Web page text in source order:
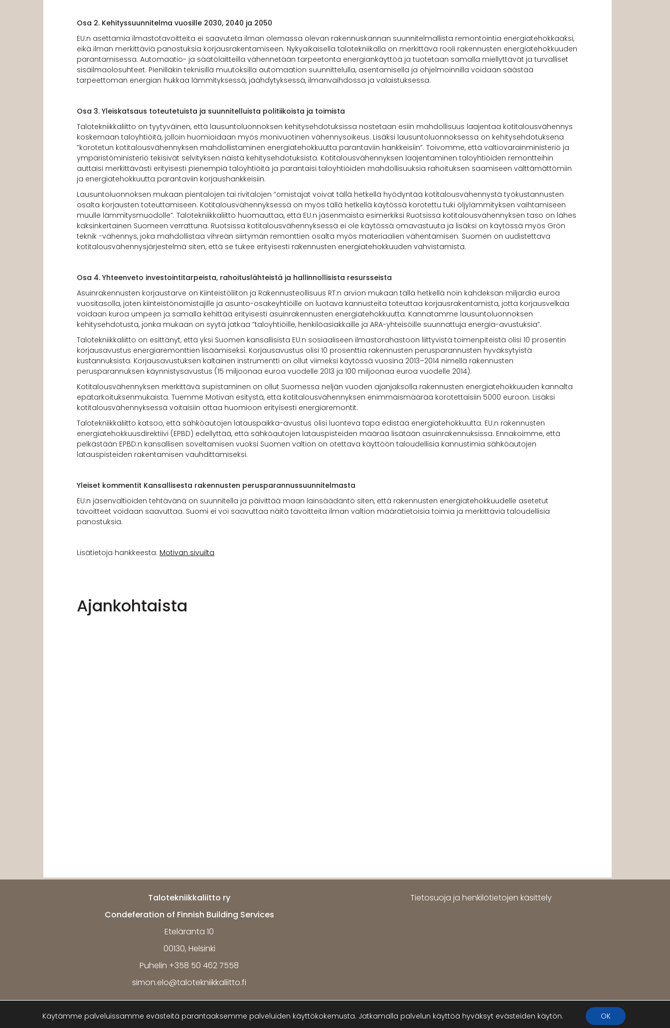
Osa 2. Kehityssuunnitelma vuosille 2030, 2040 ja 2050
EU:n asettamia ilmastotavoitteita ei saavuteta ilman olemassa olevan rakennuskannan suunnitelmallista remontointia energiatehokkaaksi,
eikä ilman merkittäviä panostuksia korjausrakentamiseen. Nykyaikaisella talotekniikalla on merkittävä rooli rakennusten energiatehokkuuden
parantamisessa. Automaatio- ja säätölaitteilla vähennetään tarpeetonta energiankäyttöä ja tuotetaan samalla miellyttävät ja turvalliset
sisäilmaolosuhteet. Pienilläkin teknisillä muutoksilla automaation suunnittelulla, asentamisella ja ohjelmoinnilla voidaan säästää
tarpeettoman energian hukkaa lämmityksessä, jäähdytyksessä, ilmanvaihdossa ja valaistuksessa.
Osa 3. Yleiskatsaus toteutetuista ja suunnitelluista politiikoista ja toimista
Talotekniikkaliitto on tyytyväinen, että lausuntoluonnoksen kehitysehdotuksissa nostetaan esiin mahdollisuus laajentaa kotitalousvähennys
koskemaan taloyhtiöitä, jolloin huomioidaan myös monivuotinen vähennysoikeus. Lisäksi lausuntoluonnoksessa on kehitysehdotuksena
”korotetun kotitalousvähennyksen mahdollistaminen energiatehokkuutta parantaviin hankkeisiin”. Toivomme, että valtiovarainministeriö ja
ympäristöministeriö tekisivät selvityksen näistä kehitysehdotuksista. Kotitalousvähennyksen laajentaminen taloyhtiöiden remontteihin
auttaisi merkittävästi erityisesti pienempiä taloyhtiöitä ja parantaisi taloyhtiöiden mahdollisuuksia rahoituksen saamiseen välttämättömiin
ja energiatehokkuutta parantaviin korjaushankkeisiin.
Lausuntoluonnoksen mukaan pientalojen tai rivitalojen ”omistajat voivat tällä hetkellä hyödyntää kotitalousvähennystä työkustannusten
osalta korjausten toteuttamiseen. Kotitalousvähennyksessä on myös tällä hetkellä käytössä korotettu tuki öljylämmityksen vaihtamiseen
muulle lämmitysmuodolle”. Talotekniikkaliitto huomauttaa, että EU:n jäsenmaista esimerkiksi Ruotsissa kotitalousvähennyksen taso on lähes
kaksinkertainen Suomeen verrattuna. Ruotsissa kotitalousvähennyksessä ei ole käytössä omavastuuta ja lisäksi on käytössä myös Grön
teknik -vähennys, joka mahdollistaa vihreän siirtymän remonttien osalta myös materiaalien vähentämisen. Suomen on uudistettava
kotitalousvähennysjärjestelmä siten, että se tukee erityisesti rakennusten energiatehokkuuden vahvistamista.
Osa 4. Yhteenveto investointitarpeista, rahoituslähteistä ja hallinnollisista resursseista
Asuinrakennusten korjaustarve on Kiinteistöliiton ja Rakennusteollisuus RT:n arvion mukaan tällä hetkellä noin kahdeksan miljardia euroa
vuositasolla, joten kiinteistönomistajille ja asunto-osakeyhtiöille on luotava kannusteita toteuttaa korjausrakentamista, jotta korjausvelkaa
voidaan kuroa umpeen ja samalla kehittää erityisesti asuinrakennusten energiatehokkuutta. Kannatamme lausuntoluonnoksen
kehitysehdotusta, jonka mukaan on syytä jatkaa ”taloyhtiöille, henkilöasiakkaille ja ARA-yhteisöille suunnattuja energia-avustuksia”.
Talotekniikkaliitto on esittänyt, että yksi Suomen kansallisista EU:n sosiaaliseen ilmastorahastoon liittyvistä toimenpiteistä olisi 10 prosentin
korjausavustus energiaremonttien lisäämiseksi. Korjausavustus olisi 10 prosenttia rakennusten perusparannusten hyväksytyistä
kustannuksista. Korjausavustuksen kaltainen instrumentti on ollut viimeksi käytössä vuosina 2013–2014 nimellä rakennusten
perusparannuksen käynnistysavustus (15 miljoonaa euroa vuodelle 2013 ja 100 miljoonaa euroa vuodelle 2014).
Kotitalousvähennyksen merkittävä supistaminen on ollut Suomessa neljän vuoden ajanjaksolla rakennusten energiatehokkuuden kannalta
epätarkoituksenmukaista. Tuemme Motivan esitystä, että kotitalousvähennyksen enimmäismäärää korotettaisiin 5000 euroon. Lisäksi
kotitalousvähennyksessä voitaisiin ottaa huomioon erityisesti energiaremontit.
Talotekniikkaliitto katsoo, että sähköautojen latauspaikka-avustus olisi luonteva tapa edistää energiatehokkuutta. EU:n rakennusten
energiatehokkuusdirektiivi (EPBD) edellyttää, että sähköautojen latauspisteiden määrää lisätään asuinrakennuksissa. Ennakoimme, että
pelkästään EPBD:n kansallisen soveltamisen vuoksi Suomen valtion on otettava käyttöön taloudellisia kannustimia sähköautojen
latauspisteiden rakentamisen vauhdittamiseksi.
Yleiset kommentit Kansallisesta rakennusten perusparannussuunnitelmasta
EU:n jäsenvaltioiden tehtävänä on suunnitella ja päivittää maan lainsäädäntö siten, että rakennusten energiatehokkuudelle asetetut
tavoitteet voidaan saavuttaa. Suomi ei voi saavuttaa näitä tavoitteita ilman valtion määrätietoisia toimia ja merkittäviä taloudellisia
panostuksia.
Lisätietoja hankkeesta: Motivan sivuilta
Ajankohtaista
Talotekniikkaliitto ry
Condeferation of Finnish Building Services
Eteläranta 10
00130, Helsinki
Puhelin +358 50 462 7558
simon.elo@talotekniikkaliitto.fi
Tietosuoja ja henkilötietojen käsittely
WordPress Di Multipurpose Theme
Käytämme palveluissamme evästeitä parantaaksemme palveluiden käyttökokemusta. Jatkamalla palvelun käyttöä hyväksyt evästeiden käytön. OK